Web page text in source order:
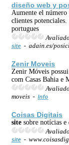
diseño web y
Aumente el número
clientes
portugues
site - adain.es/
Zenir Moveis
Zenir Móveis
com Casas Bahia e
moveis - Info
Coisas Digitais
site sobre notícias e
site -